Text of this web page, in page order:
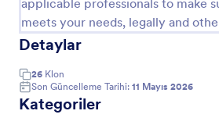
applicable professionals to make
meets your needs, legally and
Detaylar
26 Klon
Son Güncelleme Tarihi: 11 Mayıs 2026
Kategoriler